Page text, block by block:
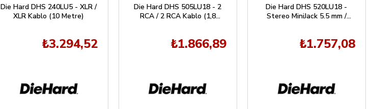
Die Hard DHS 240LU5 - XLR /
XLR Kablo (10 Metre)
₺3.294,52
Die Hard DHS 505LU18 - 2
RCA / 2 RCA Kablo (1,8
₺1.866,89
Die Hard DHS 520LU18 -
Stereo MiniJack 5.5 mm /
₺1.757,08